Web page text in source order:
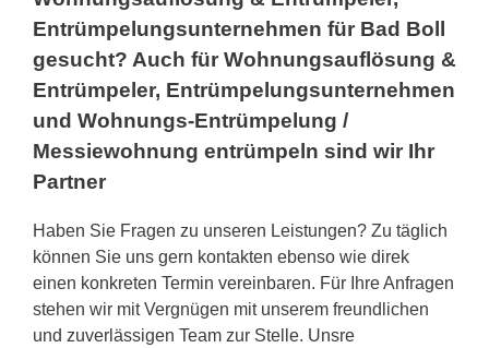
Entrümpelungsunternehmen für Bad Boll
gesucht? Auch für Wohnungsauflösung &
Entrümpeler, Entrümpelungsunternehmen
und Wohnungs-Entrümpelung /
Messiewohnung entrümpeln sind wir Ihr
Partner
Haben Sie Fragen zu unseren Leistungen? Zu täglich
können Sie uns gern kontakten ebenso wie direk
einen konkreten Termin vereinbaren. Für Ihre Anfragen
stehen wir mit Vergnügen mit unserem freundlichen
und zuverlässigen Team zur Stelle. Unsre